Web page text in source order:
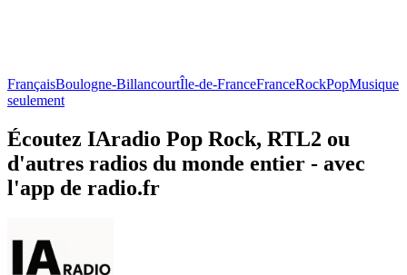
FrançaisBoulogne-BillancourtÎle-de-FranceFranceRockPopMusique
seulement
Écoutez IAradio Pop Rock, RTL2 ou
d'autres radios du monde entier - avec
l'app de radio.fr